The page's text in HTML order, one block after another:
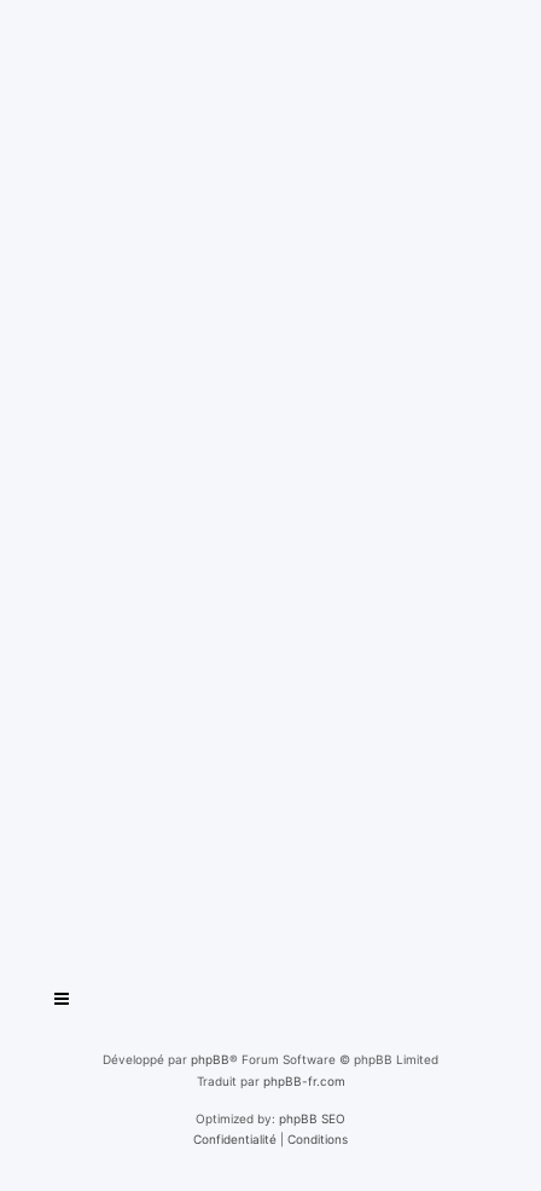
Développé par phpBB® Forum Software © phpBB Limited
Traduit par phpBB-fr.com
Optimized by: phpBB SEO
Confidentialité
Conditions